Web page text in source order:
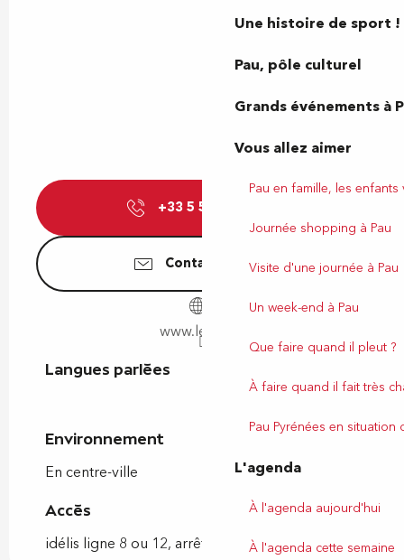
Une histoire de sport !
Pau, pôle culturel
Grands événements à
Vous allez aimer
Pau en famille, les
Journée shopping à Pau
Visite d'une journée à Pau
Un week-end à Pau
Que faire quand il pleut ?
À faire quand il fait très
Pau Pyrénées en situation
L'agenda
À l'agenda aujourd'hui
À l'agenda cette semaine
+33 5 59 81 15
Contactez-nous
www.lescar.fr
Langues parlées
Langues parlées
Environnement
Environnement
En centre-ville
Accès
Accès
idélis ligne 8 ou 12, arrêt jacques monod